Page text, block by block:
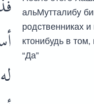
альМутталибу
родственниках
ктонибудь в
“Да”